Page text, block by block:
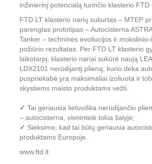
inžinierinį potencialą turinčio klasterio FTD
FTD LT klasterio narių sukurtas – MTEP
parengtas prototipas – Autocisterna
Tanker – techninės evoliucijos ir
požiūrio rezultatas. Per FTD LT klasterio
laikotarpį, klasterio nariai sukūrė naują
LDX2101 nerūdijantį plieną, kurio dėka
puspriekabė yra maksimaliai izoliuota ir
skystiems maisto produktams vežti.
✓ Tai geriausia lietuviška nerūdijančio
– autocisterna, vienintelė tokia šalyje;
✓ Sieksime, kad tai būtų geriausia
produktams Europoje.
www.ftd.lt